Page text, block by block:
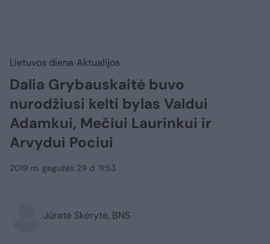
Lietuvos diena Aktualijos
Dalia Grybauskaitė buvo
nurodžiusi kelti bylas Valdui
Adamkui, Mečiui Laurinkui ir
Arvydui Pociui
2019 m. gegužės 29 d. 11:53
Jūratė Skėrytė, BNS